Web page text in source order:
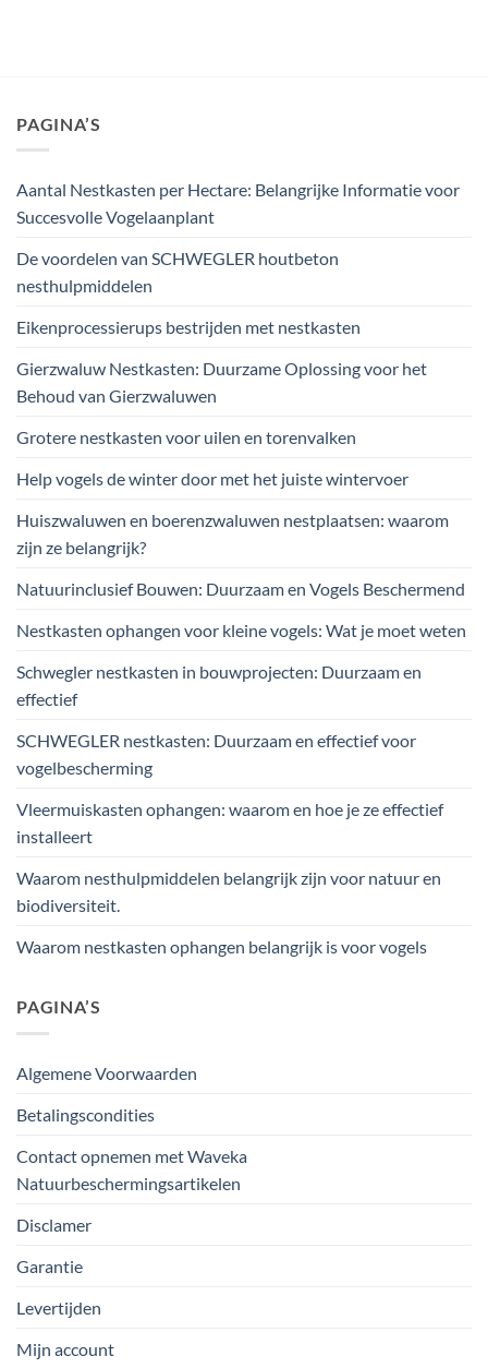
PAGINA’S
Aantal Nestkasten per Hectare: Belangrijke Informatie voor
Succesvolle Vogelaanplant
De voordelen van SCHWEGLER houtbeton
nesthulpmiddelen
Eikenprocessierups bestrijden met nestkasten
Gierzwaluw Nestkasten: Duurzame Oplossing voor het
Behoud van Gierzwaluwen
Grotere nestkasten voor uilen en torenvalken
Help vogels de winter door met het juiste wintervoer
Huiszwaluwen en boerenzwaluwen nestplaatsen: waarom
zijn ze belangrijk?
Natuurinclusief Bouwen: Duurzaam en Vogels Beschermend
Nestkasten ophangen voor kleine vogels: Wat je moet weten
Schwegler nestkasten in bouwprojecten: Duurzaam en
effectief
SCHWEGLER nestkasten: Duurzaam en effectief voor
vogelbescherming
Vleermuiskasten ophangen: waarom en hoe je ze effectief
installeert
Waarom nesthulpmiddelen belangrijk zijn voor natuur en
biodiversiteit.
Waarom nestkasten ophangen belangrijk is voor vogels
PAGINA’S
Algemene Voorwaarden
Betalingscondities
Contact opnemen met Waveka
Natuurbeschermingsartikelen
Disclamer
Garantie
Levertijden
Mijn account